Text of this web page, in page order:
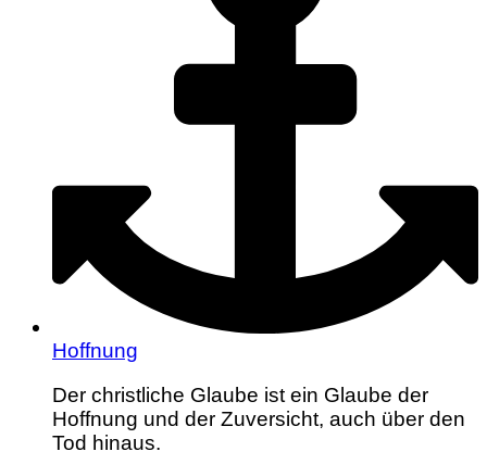
Hoffnung
Der christliche Glaube ist ein Glaube der
Hoffnung und der Zuversicht, auch über den
Tod hinaus.